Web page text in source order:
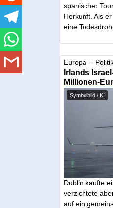
spanischer
Herkunft. Als
eine
Europa -- Politik
Irlands
Millionen-
Symbolbild / KI
Dublin kaufte
verzichtete
auf ein